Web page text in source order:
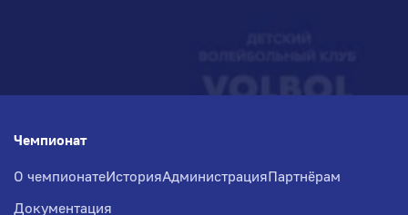
Чемпионат
О чемпионатеИсторияАдминистрацияПартнёрам
Документация